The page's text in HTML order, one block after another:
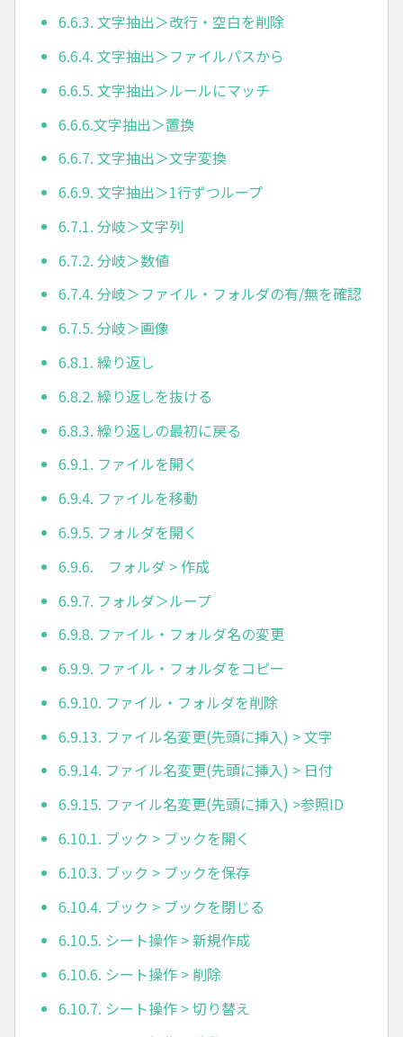
6.6.3. 文字抽出＞改行・空白を削除
6.6.4. 文字抽出＞ファイルパスから
6.6.5. 文字抽出＞ルールにマッチ
6.6.6.文字抽出＞置換
6.6.7. 文字抽出＞文字変換
6.6.9. 文字抽出＞1行ずつループ
6.7.1. 分岐＞文字列
6.7.2. 分岐＞数値
6.7.4. 分岐＞ファイル・フォルダの有/無を確認
6.7.5. 分岐＞画像
6.8.1. 繰り返し
6.8.2. 繰り返しを抜ける
6.8.3. 繰り返しの最初に戻る
6.9.1. ファイルを開く
6.9.4. ファイルを移動
6.9.5. フォルダを開く
6.9.6. フォルダ > 作成
6.9.7. フォルダ＞ループ
6.9.8. ファイル・フォルダ名の変更
6.9.9. ファイル・フォルダをコピー
6.9.10. ファイル・フォルダを削除
6.9.13. ファイル名変更(先頭に挿入) > 文字
6.9.14. ファイル名変更(先頭に挿入) > 日付
6.9.15. ファイル名変更(先頭に挿入) >参照ID
6.10.1. ブック > ブックを開く
6.10.3. ブック > ブックを保存
6.10.4. ブック > ブックを閉じる
6.10.5. シート操作 > 新規作成
6.10.6. シート操作 > 削除
6.10.7. シート操作 > 切り替え